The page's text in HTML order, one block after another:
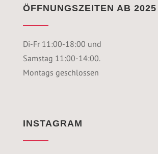
ÖFFNUNGSZEITEN AB 2025
Di-Fr 11:00-18:00 und
Samstag 11:00-14:00.
Montags geschlossen
INSTAGRAM